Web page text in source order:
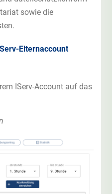
sowie die
Elternaccount
IServ-Account auf das